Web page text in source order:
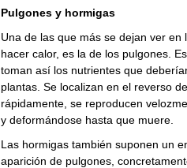
Pulgones y hormigas
Una de las que más se dejan ver en
hacer calor, es la de los pulgones.
toman así los nutrientes que
plantas. Se localizan en el reverso
rápidamente, se reproducen
y deformándose hasta que muere.
Las hormigas también suponen un
aparición de pulgones,